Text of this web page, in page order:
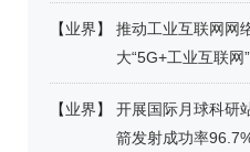
【业界】
推动工业互联网网
大“5G+工业互联网
【业界】
开展国际月球科研
箭发射成功率